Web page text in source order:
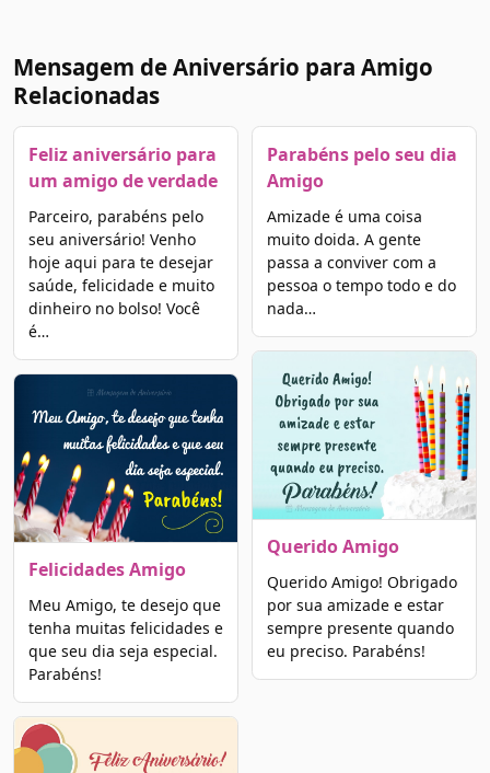
Mensagem de Aniversário para Amigo
Relacionadas
Feliz aniversário para
um amigo de verdade
Parceiro, parabéns pelo
seu aniversário! Venho
hoje aqui para te desejar
saúde, felicidade e muito
dinheiro no bolso! Você
é…
Felicidades Amigo
Meu Amigo, te desejo que
tenha muitas felicidades e
que seu dia seja especial.
Parabéns!
Parabéns pelo seu dia
Amigo
Amizade é uma coisa
muito doida. A gente
passa a conviver com a
pessoa o tempo todo e do
nada…
Querido Amigo
Querido Amigo! Obrigado
por sua amizade e estar
sempre presente quando
eu preciso. Parabéns!